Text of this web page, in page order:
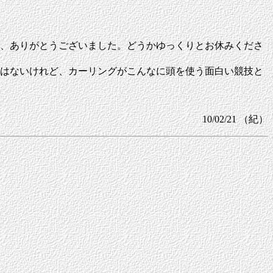
ありがとうございました。どうかゆっくりとお休みくださ
ないけれど、カーリングがこんなに頭を使う面白い競技と
10/02/21 （紀）